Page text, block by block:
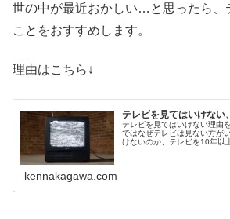
世の中が最近おかしい…と思ったら、
ことをおすすめします。
理由はこちら↓
テレビを見てはいけない
テレビを見てはいけない理由
ではなぜテレビは見ない方が
けないのか、テレビを10年以
kennakagawa.com